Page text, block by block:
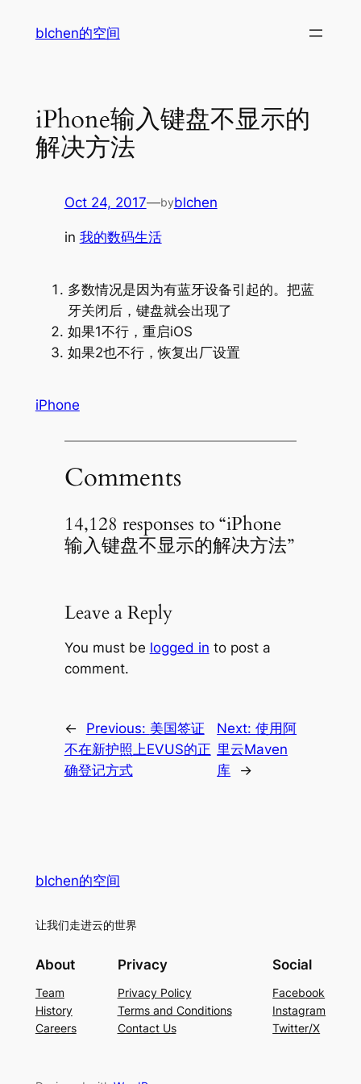
blchen的空间
iPhone输入键盘不显示的
解决方法
Oct 24, 2017—byblchen
in 我的数码生活
多数情况是因为有蓝牙设备引起的。把蓝
牙关闭后，键盘就会出现了
如果1不行，重启iOS
如果2也不行，恢复出厂设置
iPhone
Comments
14,128 responses to “iPhone
输入键盘不显示的解决方法”
Leave a Reply
You must be logged in to post a
comment.
← Previous: 美国签证
不在新护照上EVUS的正
确登记方式
Next:使用阿
里云Maven
库
→
blchen的空间
让我们走进云的世界
About
Team
History
Careers
Privacy
Privacy Policy
Terms and Conditions
Contact Us
Social
Facebook
Instagram
Twitter/X